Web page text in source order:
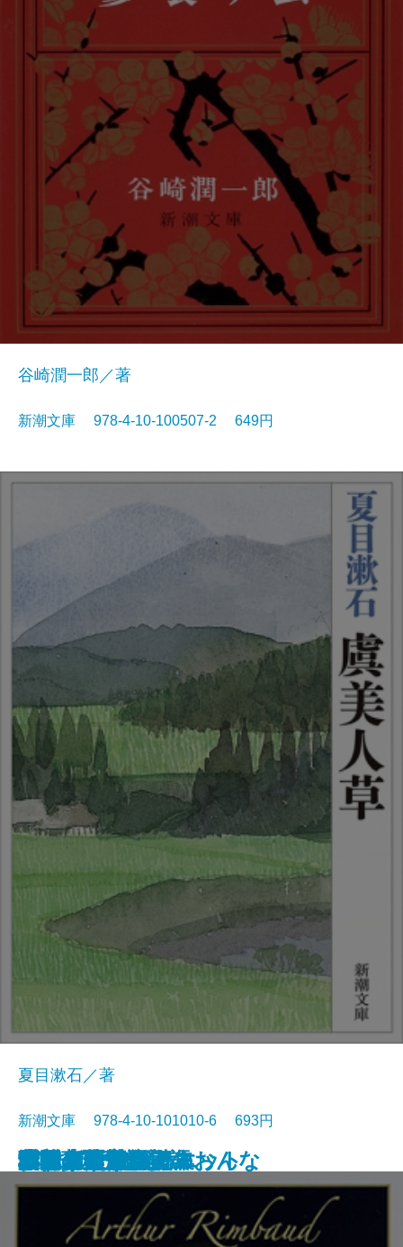
浮雲
卍(まんじ)
デミアン
車輪の下
道草
十五少年漂流記
小川未明童話集
ロミオとジュリエット
蓼喰う虫
谷崎潤一郎／著
新潮文庫 978-4-10-100507-2 649円
虞美人草
夏目漱石／著
新潮文庫 978-4-10-101010-6 693円
ランボー詩集
愛する人達
津軽
猫と庄造と二人のおんな
田園の憂鬱
吉野葛・盲目物語
オセロー
ガリヴァ旅行記
ふらんす物語
ボードレール詩集